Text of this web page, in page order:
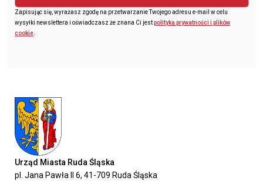
Zapisując się, wyrażasz zgodę na przetwarzanie Twojego adresu e-mail w celu
wysyłki newslettera i oświadczasz że znana Ci jestpolityka prywatności i plików
cookie.
Urząd Miasta Ruda Śląska
pl. Jana Pawła II 6, 41-709 Ruda Śląska